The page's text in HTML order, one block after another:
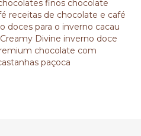
finos chocolate
receitas de chocolate e café
doces para o inverno cacau
Creamy Divine inverno doce
chocolate com
paçoca